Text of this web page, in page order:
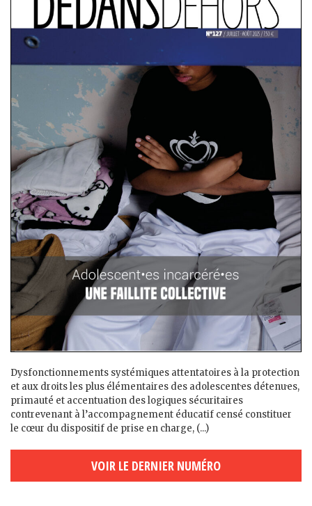
Dysfonctionnements systémiques attentatoires à la protection
et aux droits les plus élémentaires des adolescent·es détenu·es,
primauté et accentuation des logiques sécuritaires
contrevenant à l’accompagnement éducatif censé constituer
le cœur du dispositif de prise en charge, (...)
VOIR LE DERNIER NUMÉRO